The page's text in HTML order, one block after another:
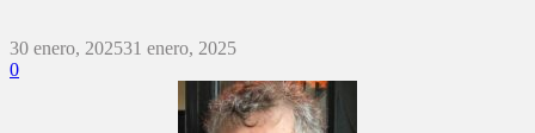
30 enero, 202531 enero, 2025
0